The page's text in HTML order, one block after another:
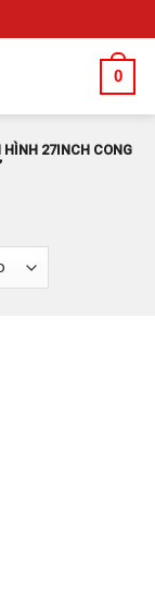
0
27INCH CONG